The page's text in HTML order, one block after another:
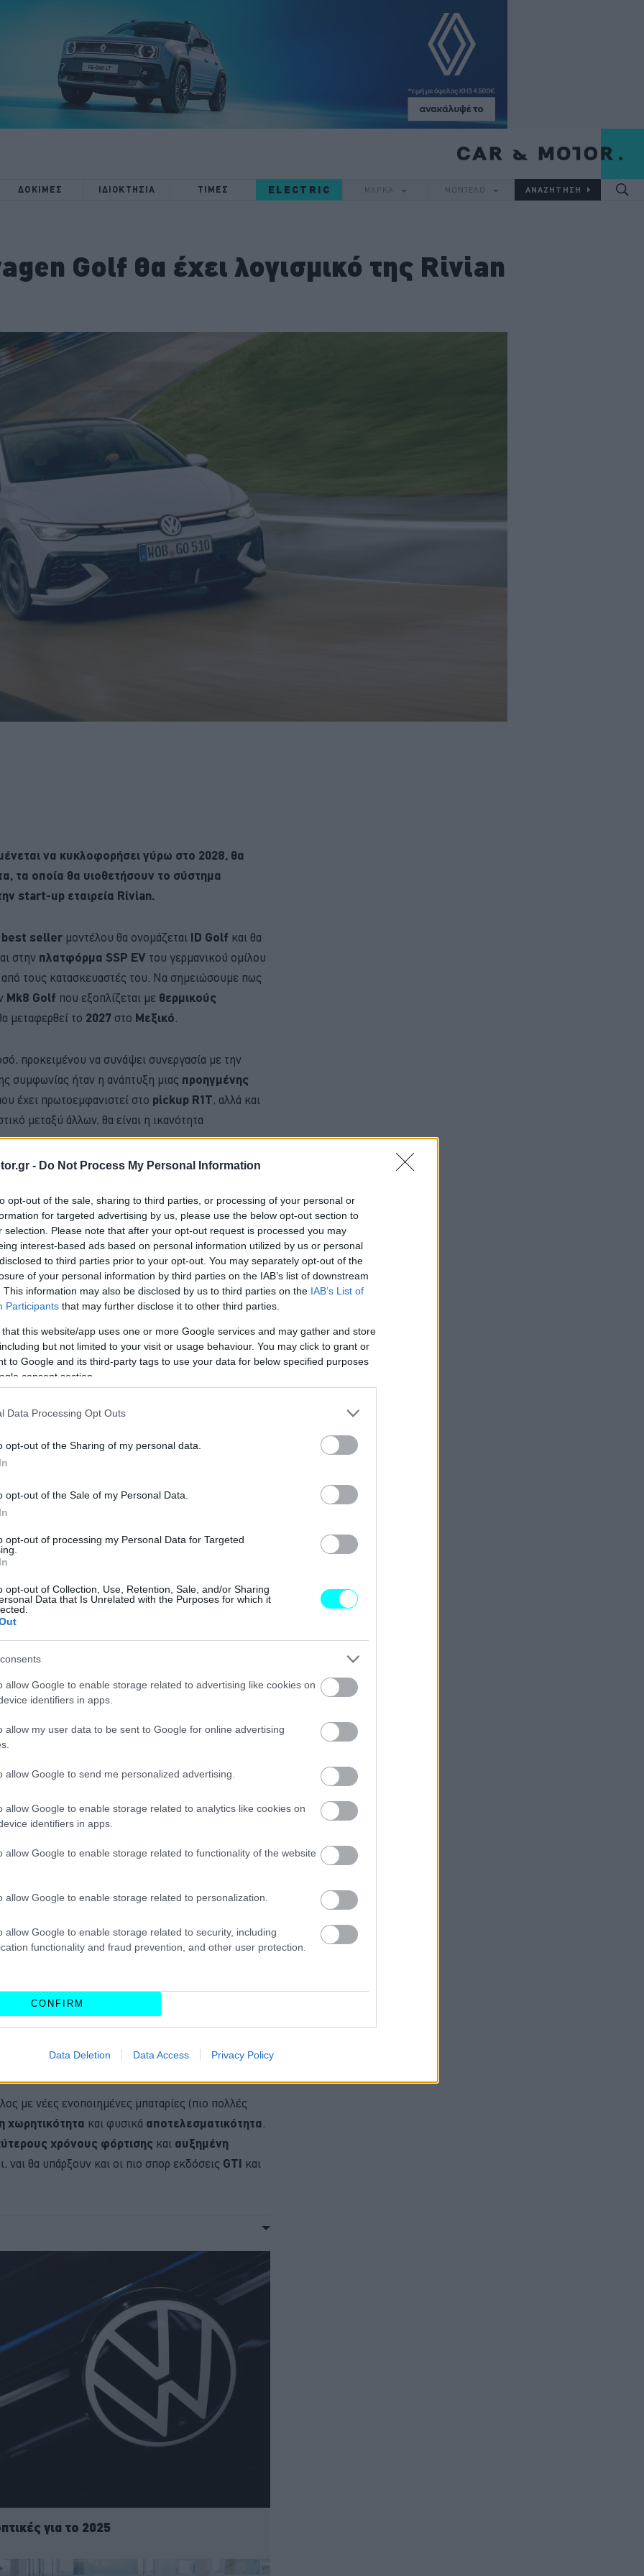
- Do Not Process My Personal Information
opt-out of the sale, sharing to third parties, or processing of your personal or
for targeted advertising by us, please use the below opt-out section to
selection. Please note that after your opt-out request is processed you may
interest-based ads based on personal information utilized by us or personal
to third parties prior to your opt-out. You may separately opt-out of the
of your personal information by third parties on the IAB’s list of downstream
This information may also be disclosed by us to third parties on the IAB’s List of
Participants that may further disclose it to other third parties.
that this website/app uses one or more Google services and may gather and store
but not limited to your visit or usage behaviour. You may click to grant or
to Google and its third-party tags to use your data for below specified purposes
consent section.
Data Processing Opt Outs
opt-out of the Sharing of my personal data.
opt-out of the Sale of my Personal Data.
opt-out of processing my Personal Data for Targeted
opt-out of Collection, Use, Retention, Sale, and/or Sharing
Data that Is Unrelated with the Purposes for which it
allow Google to enable storage related to advertising like cookies on
identifiers in apps.
allow my user data to be sent to Google for online advertising
allow Google to send me personalized advertising.
allow Google to enable storage related to analytics like cookies on
identifiers in apps.
allow Google to enable storage related to functionality of the website
allow Google to enable storage related to personalization.
allow Google to enable storage related to security, including
functionality and fraud prevention, and other user protection.
CONFIRM
Data Deletion Data Access Privacy Policy
ΔΟΚΙΜΕΣ ΙΔΙΟΚΤΗΣΙΑ ΤΙΜΕΣ ELECTRIC ΜΑΡΚΑ ΜΟΝΤΕΛΟ
Golf θα έχει λογισμικό της Rivian
να κυκλοφορήσει γύρω στο 2028, θα
τα οποία θα υιοθετήσουν το σύστημα
start-up εταιρεία Rivian.
best seller μοντέλου θα ονομάζεται ID Golf και θα
στην πλατφόρμα SSP EV του γερμανικού ομίλου
από τους κατασκευαστές του. Nα σημειώσουμε πως
Mk8 Golf που εξοπλίζεται με θερμικούς
μεταφερθεί το 2027 στο Μεξικό
προκειμένου να συνάψει συνεργασία με την
συμφωνίας ήταν η ανάπτυξη μιας προηγμένης
έχει πρωτοεμφανιστεί στο pickup R1T, αλλά και
μεταξύ άλλων, θα είναι η ικανότητα
PUMA ΑΠΟ 21.528 ΕΥΡΩ
ΝΕΑ MERCEDES GLB
ΑΠΟ 16.450 ΕΥΡΩ
ΤΑ ΝΕΑ ΜΟΝΤΕΛΑ ΤΗΣ BMW
και παραγωγής, με απώτερο στόχο να
η τιμή του αυτοκινήτου. Το εν λόγω σύστημα
της «αρχιτεκτονικής ζωνών
μία, δύοήτρεις ζώνεςσε ένα όχημα. Τα πιο
με νέες ενοποιημένες μπαταρίες (πιο πολλές
χωρητικότητα και φυσικά αποτελεσματικότητα.
χρόνους φόρτισης και αυξημένη
ναι θα υπάρξουν και οι πιο σπορ εκδόσεις GTI και
για το 2025